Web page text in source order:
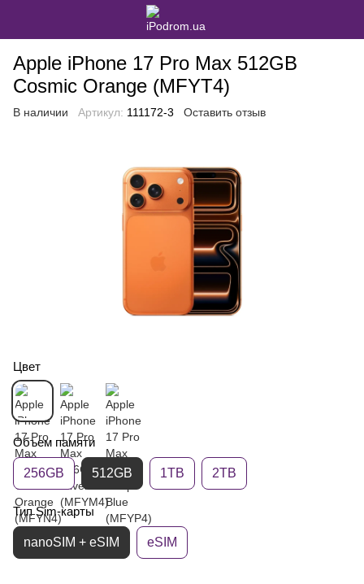
Apple iPhone 17 Pro Max 512GB
Cosmic Orange (MFYT4)
В наличии Артикул: 111172-3 Оставить отзыв
Цвет
Объем памяти
256GB 512GB 1TB 2TB
Тип Sim-карты
nanoSIM + eSIM eSIM